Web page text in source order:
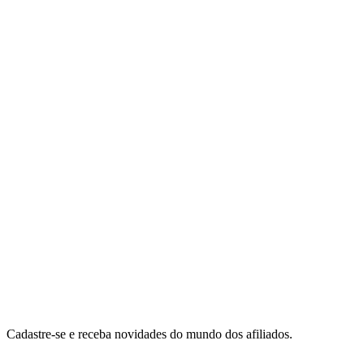
Cadastre-se e receba novidades do mundo dos afiliados.